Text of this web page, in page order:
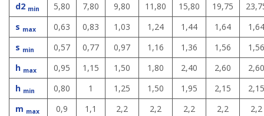
d2 min 5,80 7,80 9,80 11,80 15,80 19,75
s max 0,63 0,83 1,03 1,24 1,44 1,64
1,64
s min 0,57 0,77 0,97 1,16 1,36 1,56
1,56
h max 0,95 1,15 1,50 1,80 2,40 2,60
2,60
h min 0,80 1 1,25 1,50 1,95 2,15
2,15
m max 0,9 1,1 2,2 2,2 2,2 2,2
2,2